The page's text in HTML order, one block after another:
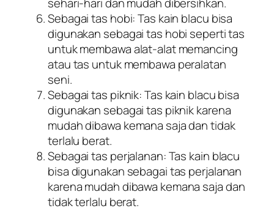
sehari-hari dan mudah dibersihkan.
Sebagai tas hobi: Tas kain blacu bisa
digunakan sebagai tas hobi seperti tas
untuk membawa alat-alat memancing
atau tas untuk membawa peralatan
seni.
Sebagai tas piknik: Tas kain blacu bisa
digunakan sebagai tas piknik karena
mudah dibawa kemana saja dan tidak
terlalu berat.
Sebagai tas perjalanan: Tas kain blacu
bisa digunakan sebagai tas perjalanan
karena mudah dibawa kemana saja dan
tidak terlalu berat.